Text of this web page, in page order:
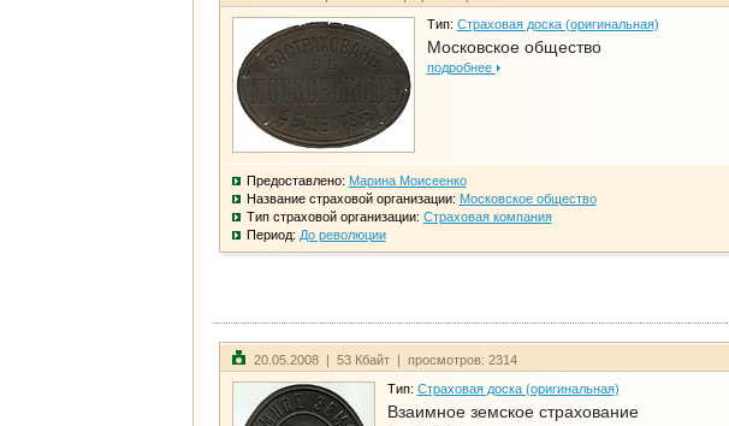
Тип: Страховая доска (оригинальная)
Московское общество
подробнее
Предоставлено: Марина Моисеенко
Название страховой организации: Московское общество
Тип страховой организации: Страховая компания
Период: До революции
20.05.2008 | 53 Кбайт | просмотров: 2314
Тип: Страховая доска (оригинальная)
Взаимное земское страхование